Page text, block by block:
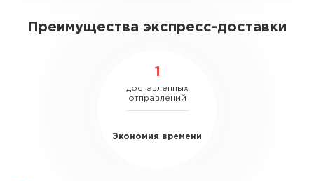
Преимущества экспресс-доставки
1
доставленных
отправлений
Экономия времени